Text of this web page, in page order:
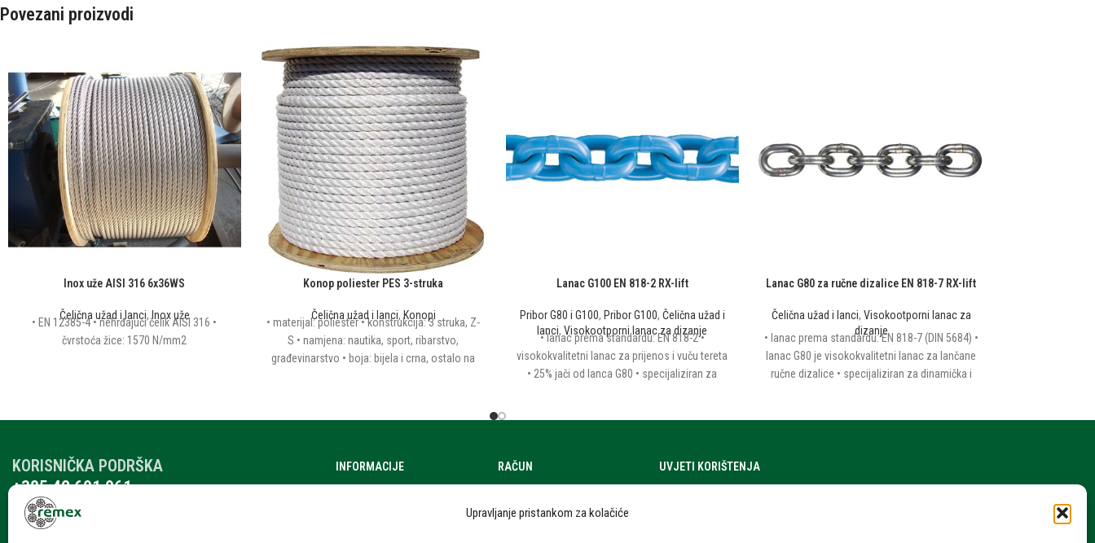
Upravljanje pristankom za kolačiće
Povezani proizvodi
Inox uže AISI 316 6x36WS
Čelična užad i lanci,Inox uže
• EN 12385-4 • nehrđajući čelik AISI 316 •
čvrstoća žice: 1570 N/mm2
Konop poliester PES 3-struka
Čelična užad i lanci,Konopi
• materijal: poliester • konstrukcija: 3 struka, Z-
S • namjena: nautika, sport, ribarstvo,
građevinarstvo • boja: bijela i crna, ostalo na
Lanac G100 EN 818-2 RX-lift
Pribor G80 i G100, Pribor G100, Čelična užad i
lanci,Visokootporni lanac za dizanje
• lanac prema standardu: EN 818-2 •
visokokvalitetni lanac za prijenos i vuču tereta
• 25% jači od lanca G80 • specijaliziran za
završna obrada: plastificirani plavi
Lanac G80 za ručne dizalice EN 818-7 RX-lift
Čelična užad i lanci, Visokootporni lanac za
dizanje
• lanac prema standardu: EN 818-7 (DIN 5684) •
lanac G80 je visokokvalitetni lanac za lančane
ručne dizalice • specijaliziran za dinamička i
KORISNIČKA PODRŠKA
+385 42 601 061
remex@rmx.nikola-it.hr
Ponedjeljak – Petak: 7:30-15:30
INFORMACIJE RAČUN
Zahtjev za ponudom
UVJETI KORIŠTENJA